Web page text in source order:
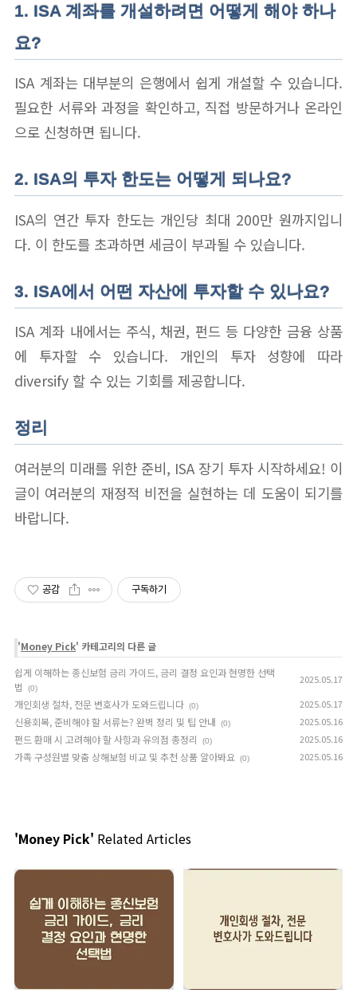
1. ISA 계좌를 개설하려면 어떻게 해야 하나
요?
ISA 계좌는 대부분의 은행에서 쉽게 개설할 수 있습니다.
필요한 서류와 과정을 확인하고, 직접 방문하거나 온라인
으로 신청하면 됩니다.
2. ISA의 투자 한도는 어떻게 되나요?
ISA의 연간 투자 한도는 개인당 최대 200만 원까지입니
다. 이 한도를 초과하면 세금이 부과될 수 있습니다.
3. ISA에서 어떤 자산에 투자할 수 있나요?
ISA 계좌 내에서는 주식, 채권, 펀드 등 다양한 금융 상품
에 투자할 수 있습니다. 개인의 투자 성향에 따라
diversify 할 수 있는 기회를 제공합니다.
정리
여러분의 미래를 위한 준비, ISA 장기 투자 시작하세요! 이
글이 여러분의 재정적 비전을 실현하는 데 도움이 되기를
바랍니다.
공감 구독하기
'Money Pick' 카테고리의 다른 글
쉽게 이해하는 종신보험 금리 가이드, 금리 결정 요인과 현명한 선택
법
(0)
2025.05.17
개인회생 절차, 전문 변호사가 도와드립니다 (0) 2025.05.17
신용회복, 준비해야 할 서류는? 완벽 정리 및 팁 안내 (0) 2025.05.16
펀드 환매 시 고려해야 할 사항과 유의점 총정리 (0) 2025.05.16
가족 구성원별 맞춤 상해보험 비교 및 추천 상품 알아봐요 (0) 2025.05.16
'Money Pick' Related Articles